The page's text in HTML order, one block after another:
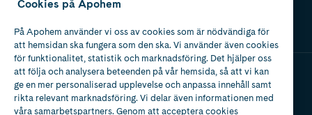
Apotek med tillstånd
av Läkemedelsverket
Cookies på Apohem
På Apohem använder vi oss av cookies som är nödvändiga för
att hemsidan ska fungera som den ska. Vi använder även cookies
för funktionalitet, statistik och marknadsföring. Det hjälper oss
att följa och analysera beteenden på vår hemsida, så att vi kan
ge en mer personaliserad upplevelse och anpassa innehåll samt
rikta relevant marknadsföring. Vi delar även informationen med
våra samarbetspartners. Genom att acceptera cookies